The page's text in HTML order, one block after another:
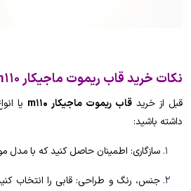
نکات خرید قاب ریموت ماجیکار m110
قبل از خرید قاب ریموت ماجیکار m110
یا
داشته باشید:
سازگاری: اطمینان حاصل کنید که با مدل
جنس، رنگ و طراحی: قابی را انتخاب